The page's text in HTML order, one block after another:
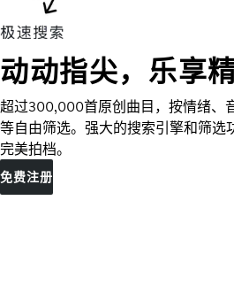
动动指尖，乐享
超过300,000首原创曲目，按情绪、
等自由筛选。强大的搜索引擎和筛选
完美拍档。
免费注册